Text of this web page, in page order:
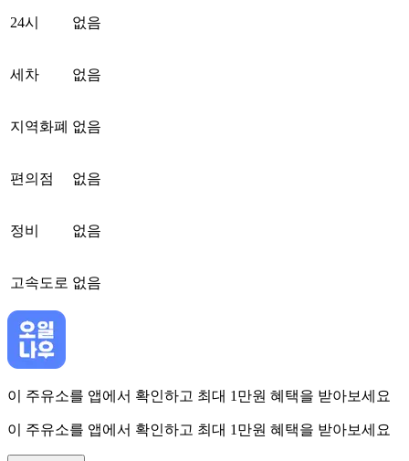
24시 없음
세차 없음
지역화폐 없음
편의점 없음
정비 없음
고속도로 없음
이 주유소를 앱에서 확인하고 최대 1만원 혜택을 받아보세요
이 주유소를 앱에서 확인하고 최대 1만원 혜택을 받아보세요